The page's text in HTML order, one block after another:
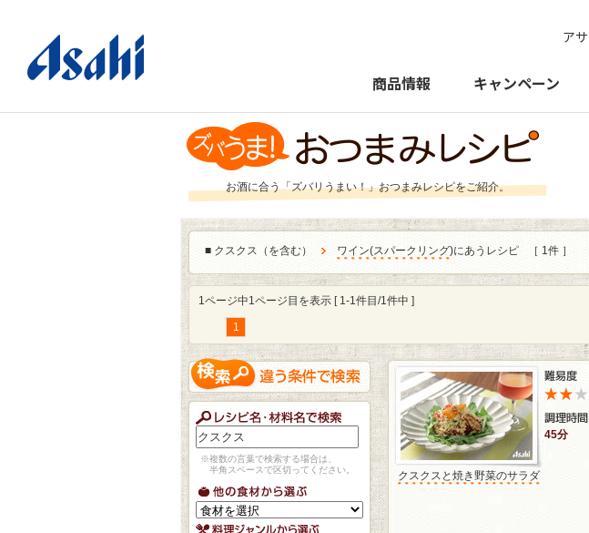
ア
商品情報 キャンペーン
お酒に合う「ズバリうまい！」おつまみレシピをご紹介。
■ クスクス（を含む） ワイン(スパークリング)にあうレシピ ［ 1件 ］
1ページ中1ページ目を表示 [ 1-1件目/1件中 ]
1
※複数の言葉で検索する場合は、
半角スペースで区切ってください。
45分
クスクスと焼き野菜のサラダ